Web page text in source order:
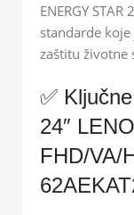
ENERGY
standarde
zaštitu životne
✅
24″
FHD/VA/